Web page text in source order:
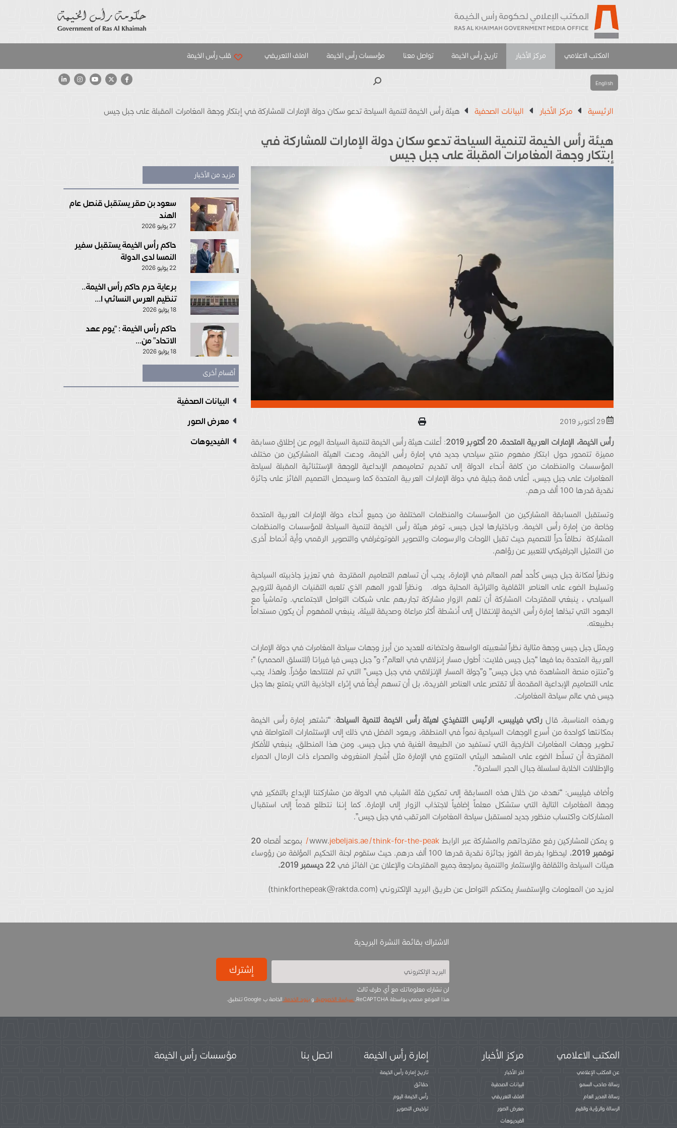
المكتب الاعلامي مركز الأخبار تاريخ رأس الخيمة تواصل معنا مؤسسات رأس الخيمة الملف التعريفي قلب رأس الخيمة
English
الرئيسية مركز الأخبار البيانات الصحفية هيئة رأس الخيمة لتنمية السياحة تدعو سكان دولة الإمارات للمشاركة في إبتكار وجهة المغامرات المقبلة على جبل جيس
هيئة رأس الخيمة لتنمية السياحة تدعو سكان دولة الإمارات للمشاركة في
إبتكار وجهة المغامرات المقبلة على جبل جيس
رأس الخيمة، الإمارات العربية المتحدة، 20أكتوبر 2019
: أعلنت هيئة رأس الخيمة لتنمية السياحة اليوم عن إطلاق مسابقة
مميزة تتمحور حول ابتكار مفهوم منتج سياحي جديد في إمارة رأس الخيمة، ودعت الهيئة المشاركين من مختلف
المؤسسات والمنظمات من كافة أنحاء الدولة إلى تقديم تصاميمهم الإبداعية للوجهة الإستثنائية المقبلة لسياحة
المغامرات على جبل جيس، أعلى قمة جبلية في دولة الإمارات العربية المتحدة كما وسيحصل التصميم الفائز على جائزة
نقدية قدرها 100 ألف درهم.
وتستقبل المسابقة المشاركين من المؤسسات والمنظمات المختلفة من جميع أنحاء دولة الإمارات العربية المتحدة
وخاصة من إمارة رأس الخيمة. وباختيارها لجبل جيس، توفر هيئة رأس الخيمة لتنمية السياحة للمؤسسات والمنظمات
المشاركة نطاقاً حراً للتصميم حيث تقبل اللوحات والرسومات والتصوير الفوتوغرافي والتصوير الرقمي وأية أنماط أخرى
من التمثيل الجرافيكي للتعبير عن رؤاهم.
ونظراً لمكانة جبل جيس كأحد أهم المعالم في الإمارة، يجب أن تساهم التصاميم المقترحة في تعزيز جاذبيته السياحية
وتسليط الضوء على العناصر الثقافية والتراثية المحلية حوله. ونظراً للدور المهم الذي تلعبه التقنيات الرقمية للترويج
السياحي ، ينبغي للمقترحات المشاركة أن تلهم الزوار مشاركة تجاربهم على شبكات التواصل الاجتماعي. وتماشياً مع
الجهود التي تبذلها إمارة رأس الخيمة للإنتقال إلى أنشطة أكثر مراعاة وصديقة للبيئة، ينبغي للمفهوم أن يكون مستداماً
بطبيعته.
ويمثل جبل جيس وجهة مثالية نظراً لشعبيته الواسعة واحتضانه للعديد من أبرز وجهات سياحة المغامرات في دولة الإمارات
العربية المتحدة بما فيها “جبل جيس فلايت: أطول مسار إنزلاقي في العالم”؛ و” جبل جيس فيا فيراتا (للتسلق المحمي) “؛
و”منتزه منصة المشاهدة في جبل جيس” و”جولة المسار الإنزلاقي في جبل جيس” التي تم افتتاحها مؤخراً. ولهذا، يجب
على التصاميم الإبداعية المقدمة ألا تقتصر على العناصر الفريدة، بل أن تسهم أيضاً في إثراء الجاذبية التي يتمتع بها جبل
جيس في عالم سياحة المغامرات.
وبهذه المناسبة، قالراكي فيليبس، الرئيس التنفيذي لهيئة رأس الخيمة لتنمية السياحة: “تشتهر إمارة رأس الخيمة
بمكانتها كواحدة من أسرع الوجهات السياحية نمواً في المنطقة، ويعود الفضل في ذلك إلى الإستثمارات المتواصلة في
تطوير وجهات المغامرات الخارجية التي تستفيد من الطبيعة الغنية في جبل جيس. ومن هذا المنطلق، ينبغي للأفكار
المقترحة أن تسلّط الضوء على المشهد البيئي المتنوع في الإمارة مثل أشجار المنغروف والصحراء ذات الرمال الحمراء
والإطلالات الخلابة لسلسلة جبال الحجر الساحرة”.
وأضاف فيليبس: “نهدف من خلال هذه المسابقة إلى تمكين فئة الشباب في الدولة من مشاركتنا الإبداع بالتفكير في
وجهة المغامرات التالية التي ستشكل معلماً إضافياً لاجتذاب الزوار إلى الإمارة. كما إننا نتطلع قدماً إلى استقبال
المشاركات واكتساب منظور جديد لمستقبل سياحة المغامرات المرتقب في جبل جيس”.
و يمكن للمشاركين رفع مقترحاتهم والمشاركة عبر الرابط www.jebeljais.ae/think-for-the-peak/ بموعد أقصاه 20
نوفمبر 2019
، ليحظوا بفرصة الفوز بجائزة نقدية قدرها 100 ألف درهم. حيث ستقوم لجنة التحكيم المؤلفة من رؤوساء
هيئات السياحة والثقافة والإستثمار والتنمية بمراجعة جميع المقترحات والإعلان عن الفائز في22 ديسمبر 2019.
لمزيد من المعلومات والإستفسار يمكنكم التواصل عن طريق البريد الإلكتروني (thinkforthepeak@raktda.com)
مزيد من الأخبار
سعود بن صقر يستقبل قنصل عام
الهند
27 يوليو 2026
حاكم رأس الخيمة يستقبل سفير
النمسا لدى الدولة
22 يوليو 2026
برعاية حرم حاكم رأس الخيمة..
تنظيم العرس النسائي ا...
18 يوليو 2026
حاكم رأس الخيمة : “يوم عهد
الاتحاد” من...
18 يوليو 2026
أقسام أخرى
البيانات الصحفية
معرض الصور
الفيديوهات
الاشتراك بقائمة النشرة البريدية
لن نشارك معلوماتك مع أي طرف ثالث
إشترك
هذا الموقع محمي بواسطة ReCAPTCHA. سياسة الخصوصية وبنود الخدمة الخاصة ب Google تتطبق.
المكتب الاعلامي
عن المكتب الإعلامي
رسالة صاحب السمو
رسالة المدير العام
الرسالة والرؤية والقيم
مركز الأخبار
اخر الأخبار
البيانات الصحفية
الملف التعريفي
معرض الصور
الفيديوهات
إمارة رأس الخيمة
تاريخ إمارة رأس الخيمة
حقائق
رأس الخيمة اليوم
تراخيص التصوير
اتصل بنا مؤسسات رأس الخيمة